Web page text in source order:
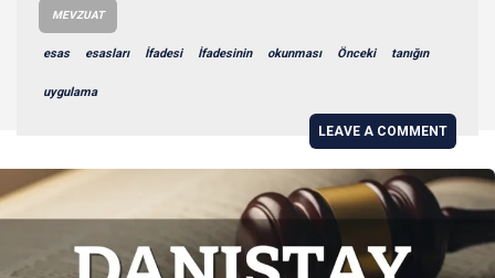
MEVZUAT
esas esasları İfadesi İfadesinin okunması Önceki tanığın
uygulama
LEAVE A COMMENT